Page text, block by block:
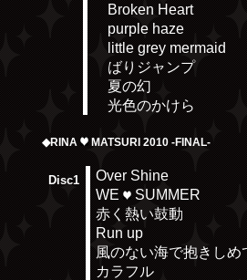
Broken Heart
purple haze
little grey mermaid
ばりジャンプ
夏の幻
光色のかけら
◆RINA MATSURI 2010 -FINAL-
Disc1
Over Shine
WE
SUMMER
赤く熱い鼓動
Run up
風のない海で抱きしめ
カラフル